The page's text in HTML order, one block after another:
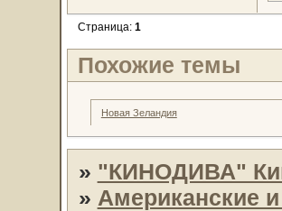
Страница: 1
Похожие темы
Новая Зеландия
» "КИНОДИВА"
» Американские